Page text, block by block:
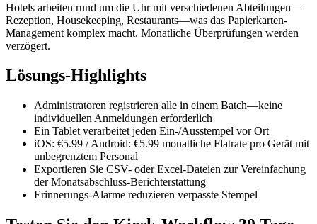
Hotels arbeiten rund um die Uhr mit verschiedenen Abteilungen—
Rezeption, Housekeeping, Restaurants—was das Papierkarten-
Management komplex macht. Monatliche Überprüfungen werden
verzögert.
Lösungs-Highlights
Administratoren registrieren alle in einem Batch—keine
individuellen Anmeldungen erforderlich
Ein Tablet verarbeitet jeden Ein-/Ausstempel vor Ort
iOS: €5.99 / Android: €5.99 monatliche Flatrate pro Gerät mit
unbegrenztem Personal
Exportieren Sie CSV- oder Excel-Dateien zur Vereinfachung
der Monatsabschluss-Berichterstattung
Erinnerungs-Alarme reduzieren verpasste Stempel